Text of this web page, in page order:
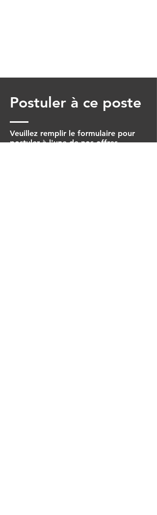
Postuler à ce poste
Veuillez remplir le formulaire pour
postuler à l'une de nos offres.